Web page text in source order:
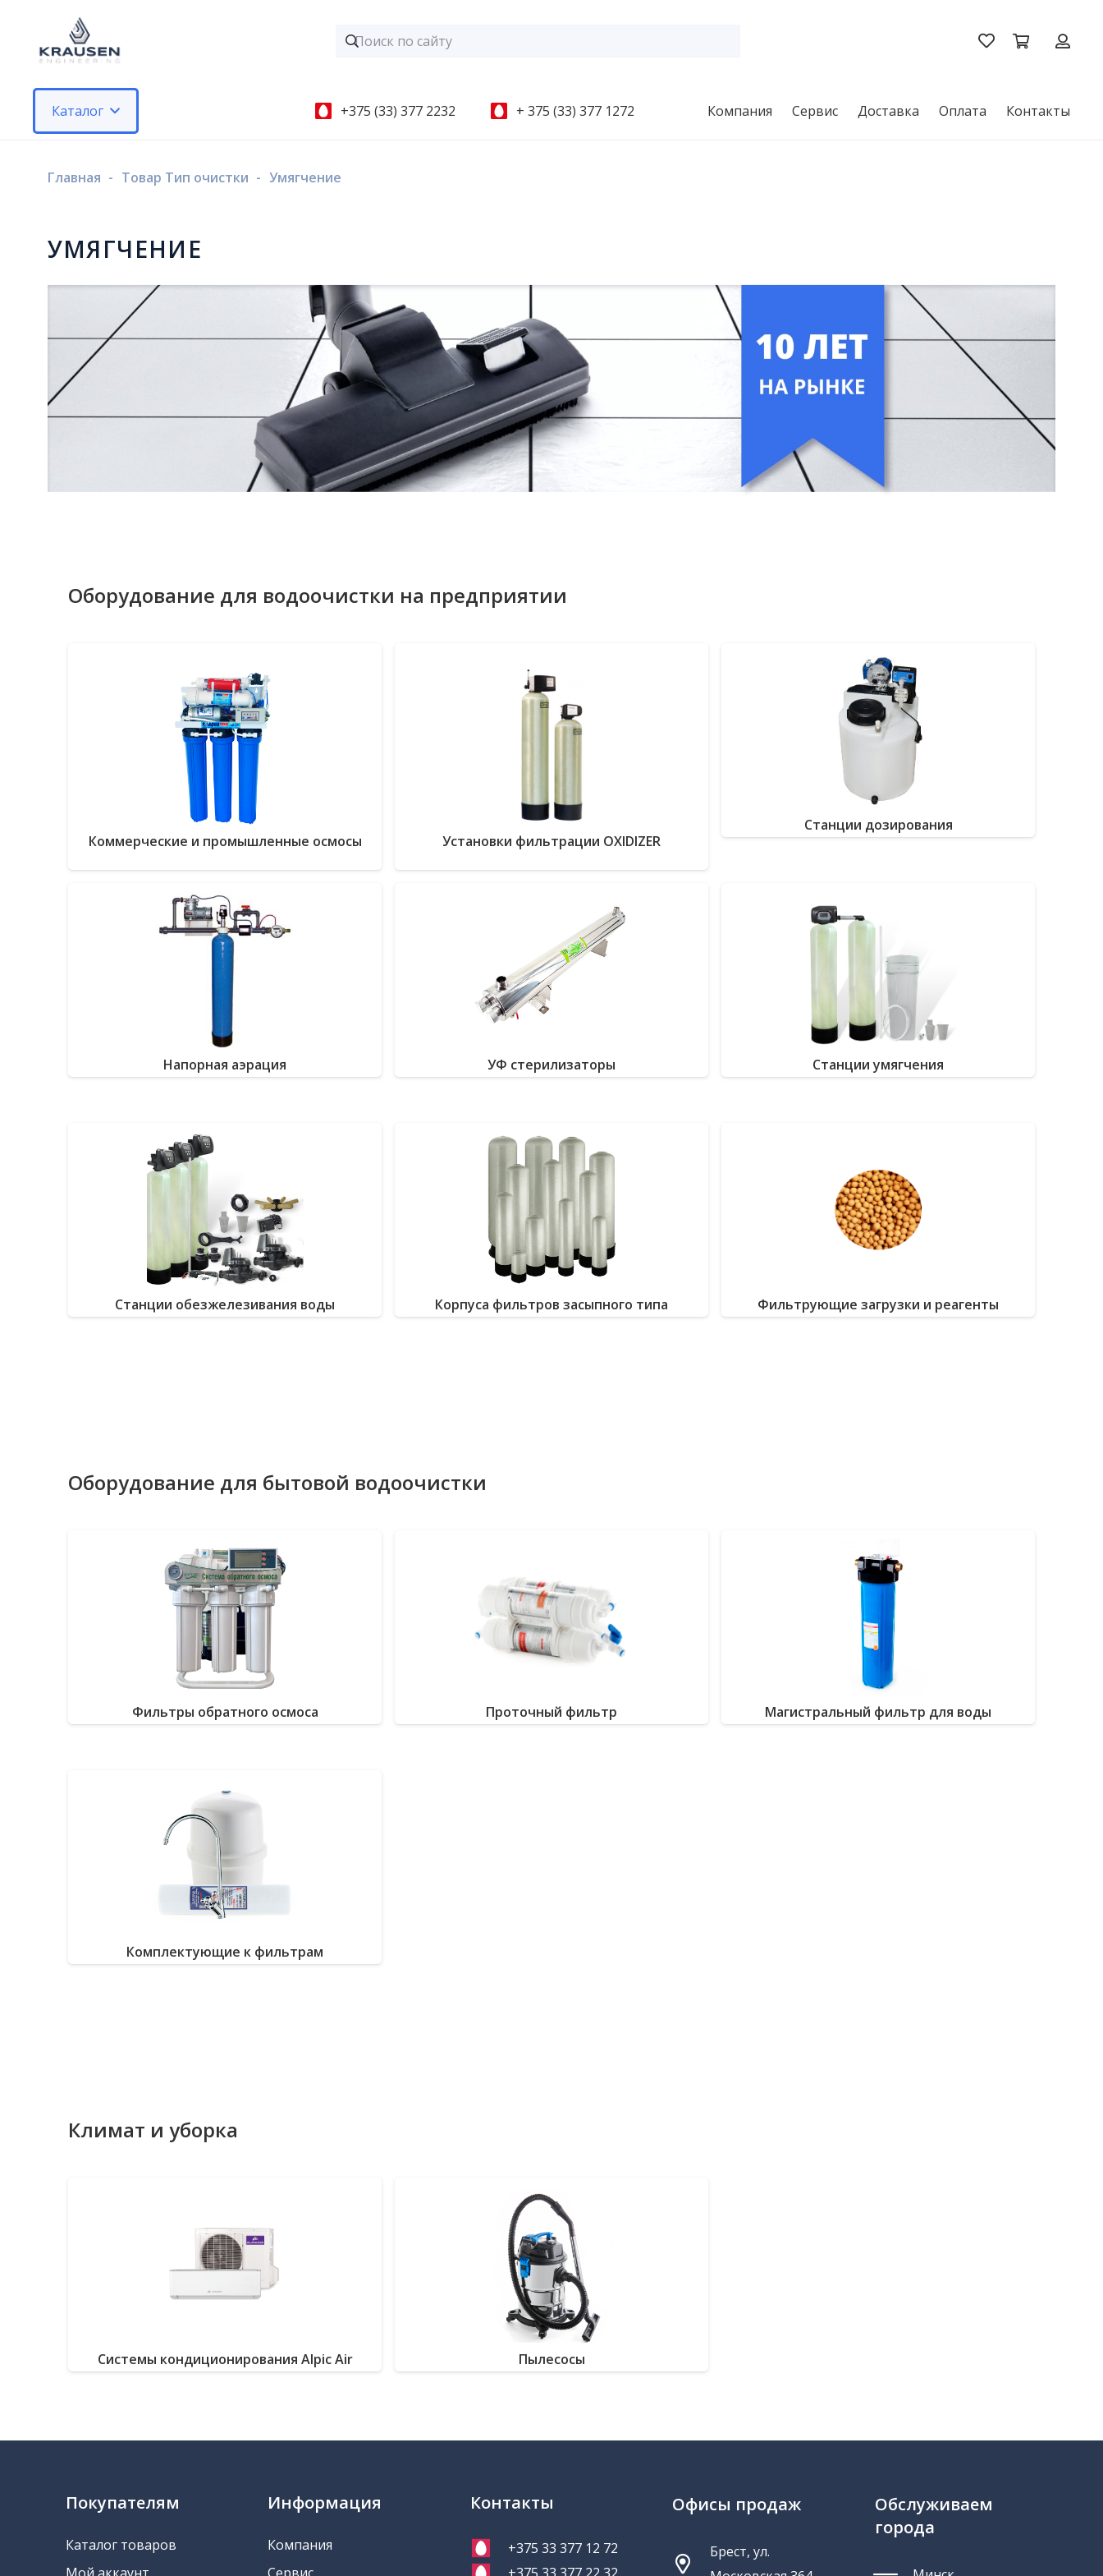
Каталог +375 (33) 377 2232 + 375 (33) 377 1272 Компания Сервис Доставка Оплата Контакты
Главная - Товар Тип очистки - Умягчение
УМЯГЧЕНИЕ
Оборудование для водоочистки на предприятии
Коммерческие и промышленные осмосы Установки фильтрации OXIDIZER
Станции дозирования
Напорная аэрация УФ стерилизаторы Станции умягчения
Станции обезжелезивания воды Корпуса фильтров засыпного типа Фильтрующие загрузки и реагенты
Оборудование для бытовой водоочистки
Фильтры обратного осмоса Проточный фильтр Магистральный фильтр для воды
Комплектующие к фильтрам
Климат и уборка
Системы кондиционирования Alpic Air Пылесосы
Покупателям
Каталог товаров
Информация
Компания
Контакты
+375 33 377 12 72
Офисы продаж
Брест, ул.
Обслуживаем
города